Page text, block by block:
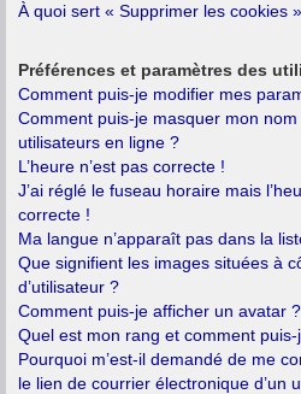
À quoi sert « Supprimer les cookies
Préférences et paramètres des
Comment puis-je modifier mes
Comment puis-je masquer mon
utilisateurs en ligne ?
L’heure n’est pas correcte !
J’ai réglé le fuseau horaire mais
correcte !
Ma langue n’apparaît pas dans la
Que signifient les images situées à
d’utilisateur ?
Comment puis-je afficher un avatar ?
Quel est mon rang et comment
Pourquoi m’est-il demandé de me
le lien de courrier électronique d’un